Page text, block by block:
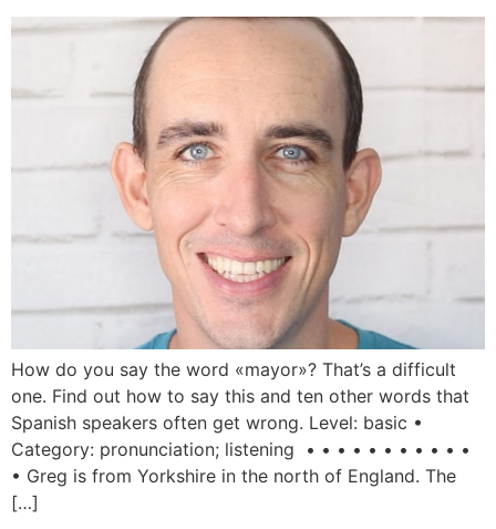
How do you say the word «mayor»? That’s a difficult
one. Find out how to say this and ten other words that
Spanish speakers often get wrong. Level: basic •
Category: pronunciation; listening • • • • • • • • • • •
• Greg is from Yorkshire in the north of England. The
[…]